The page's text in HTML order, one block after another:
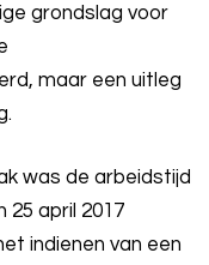
grondslag voor
maar een uitleg
was de arbeidstijd
25 april 2017
indienen van een